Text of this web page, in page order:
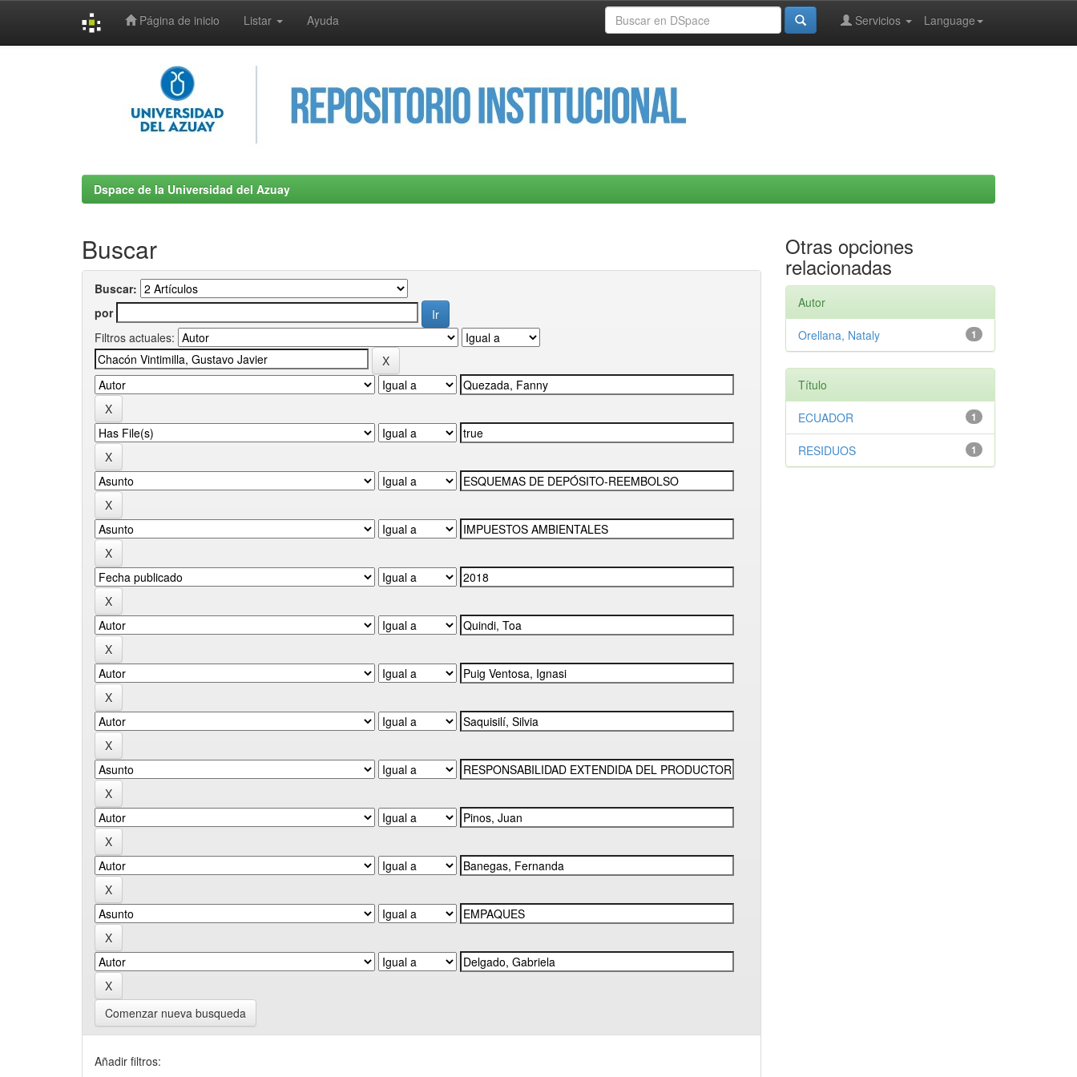
Página de inicio Listar Ayuda Language
Servicios
Dspace de la Universidad del Azuay
Buscar
Buscar:
por
Filtros actuales:
Comenzar nueva busqueda
Añadir filtros:
Otras opciones
relacionadas
Autor
1
Orellana, Nataly
Título
1
ECUADOR
1
RESIDUOS